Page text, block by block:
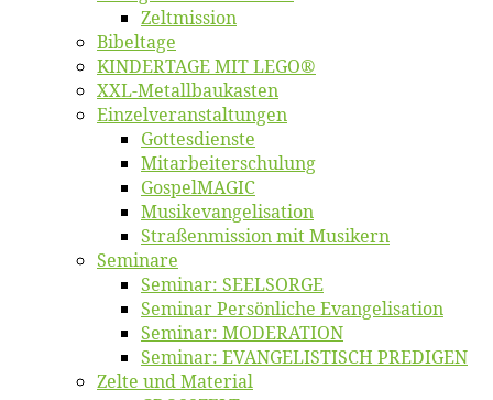
Zelt­mis­si­on
Bi­bel­ta­ge
KINDERTAGE MIT LEGO®
XXL-Me­­tal­l­­bau­­kas­­ten
Einzelver­an­stal­tungen
Got­tes­diens­te
Mitarbeiter­schulung
Gos­pel­MA­GIC
Musikevan­ge­li­sa­tion
Straßenmis­sion mit Musikern
Se­mi­na­re
Se­mi­nar: SEELSORGE
Se­mi­nar Per­sön­li­che Evangelisation
Se­mi­nar: MODERATION
Se­mi­nar: EVANGELISTISCH PREDIGEN
Zel­te und Material